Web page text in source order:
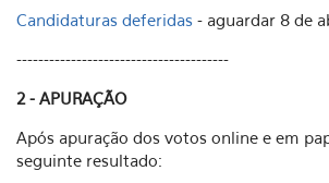
Candidaturas deferidas - aguardar 8 de
---------------------------------------
2 - APURAÇÃO
Após apuração dos votos online e em
seguinte resultado: